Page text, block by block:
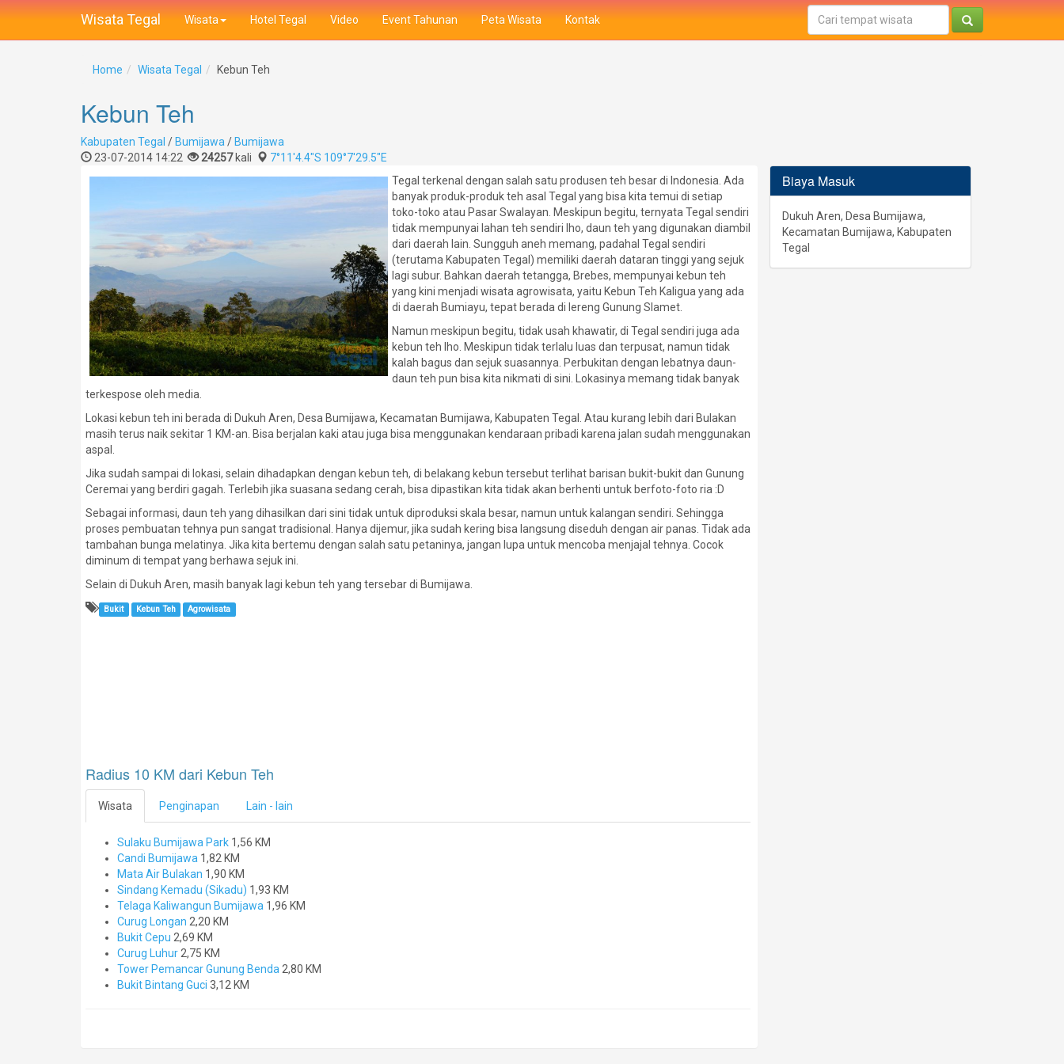
Wisata Tegal Wisata Hotel Tegal Video Event Tahunan Peta Wisata Kontak
Home Wisata Tegal Kebun Teh
Kebun Teh
Kabupaten Tegal / Bumijawa / Bumijawa
23-07-2014 14:22
24257kali
7°11'4.4"S 109°7'29.5"E
Tegal terkenal dengan salah satu produsen teh besar di Indonesia. Ada
banyak produk-produk teh asal Tegal yang bisa kita temui di setiap
toko-toko atau Pasar Swalayan. Meskipun begitu, ternyata Tegal sendiri
tidak mempunyai lahan teh sendiri lho, daun teh yang digunakan diambil
dari daerah lain. Sungguh aneh memang, padahal Tegal sendiri
(terutama Kabupaten Tegal) memiliki daerah dataran tinggi yang sejuk
lagi subur. Bahkan daerah tetangga, Brebes, mempunyai kebun teh
yang kini menjadi wisata agrowisata, yaitu Kebun Teh Kaligua yang ada
di daerah Bumiayu, tepat berada di lereng Gunung Slamet.
Namun meskipun begitu, tidak usah khawatir, di Tegal sendiri juga ada
kebun teh lho. Meskipun tidak terlalu luas dan terpusat, namun tidak
kalah bagus dan sejuk suasannya. Perbukitan dengan lebatnya daun-
daun teh pun bisa kita nikmati di sini. Lokasinya memang tidak banyak
terkespose oleh media.
Lokasi kebun teh ini berada di Dukuh Aren, Desa Bumijawa, Kecamatan Bumijawa, Kabupaten Tegal. Atau kurang lebih dari Bulakan
masih terus naik sekitar 1 KM-an. Bisa berjalan kaki atau juga bisa menggunakan kendaraan pribadi karena jalan sudah menggunakan
aspal.
Jika sudah sampai di lokasi, selain dihadapkan dengan kebun teh, di belakang kebun tersebut terlihat barisan bukit-bukit dan Gunung
Ceremai yang berdiri gagah. Terlebih jika suasana sedang cerah, bisa dipastikan kita tidak akan berhenti untuk berfoto-foto ria :D
Sebagai informasi, daun teh yang dihasilkan dari sini tidak untuk diproduksi skala besar, namun untuk kalangan sendiri. Sehingga
proses pembuatan tehnya pun sangat tradisional. Hanya dijemur, jika sudah kering bisa langsung diseduh dengan air panas. Tidak ada
tambahan bunga melatinya. Jika kita bertemu dengan salah satu petaninya, jangan lupa untuk mencoba menjajal tehnya. Cocok
diminum di tempat yang berhawa sejuk ini.
Selain di Dukuh Aren, masih banyak lagi kebun teh yang tersebar di Bumijawa.
Bukit Kebun Teh Agrowisata
Radius 10 KM dari Kebun Teh
Wisata Penginapan Lain - lain
Sulaku Bumijawa Park 1,56 KM
Candi Bumijawa 1,82 KM
Mata Air Bulakan 1,90 KM
Sindang Kemadu (Sikadu) 1,93 KM
Telaga Kaliwangun Bumijawa 1,96 KM
Curug Longan 2,20 KM
Bukit Cepu 2,69 KM
Curug Luhur 2,75 KM
Tower Pemancar Gunung Benda 2,80 KM
Bukit Bintang Guci 3,12 KM
Biaya Masuk
Dukuh Aren, Desa Bumijawa,
Kecamatan Bumijawa, Kabupaten
Tegal